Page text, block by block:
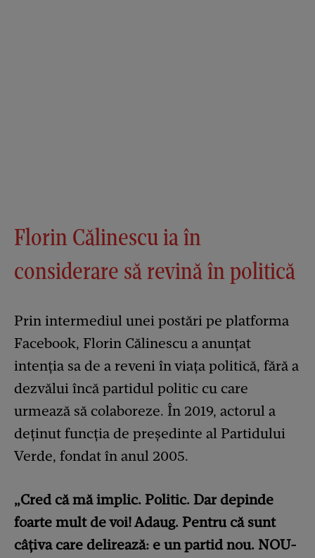
Florin Călinescu ia în
considerare să revină în politică
Prin intermediul unei postări pe platforma
Facebook, Florin Călinescu a anunțat
intenția sa de a reveni în viața politică, fără a
dezvălui încă partidul politic cu care
urmează să colaboreze. În 2019, actorul a
deținut funcția de președinte al Partidului
Verde, fondat în anul 2005.
„Cred că mă implic. Politic. Dar depinde
foarte mult de voi! Adaug. Pentru că sunt
câțiva care delirează: e un partid nou. NOU-